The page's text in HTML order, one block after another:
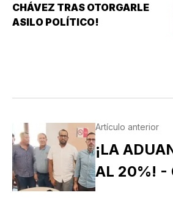
CHÁVEZ TRAS OTORGARLE
ASILO POLÍTICO!
Artículo anterior
¡LA
AL 20%! -